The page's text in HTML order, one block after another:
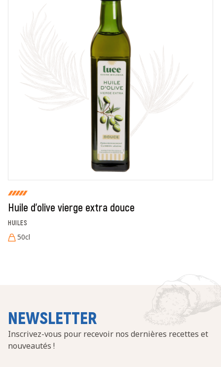
COMMENTAIRE *
En cochant cette case, je donne mon accord pour que
markal utilise les données saisies dans ce formulaire
pour traiter et afficher le nom saisi, la note et le
commentaire de manière publique sur cette page. Pour
plus d'informations sur le traitement de ces données,
consulter la page des mentions légales. *
Huile d'olive vierge extra douce
HUILES
50cl
NEWSLETTER
Inscrivez-vous pour recevoir nos dernières recettes et
nouveautés !